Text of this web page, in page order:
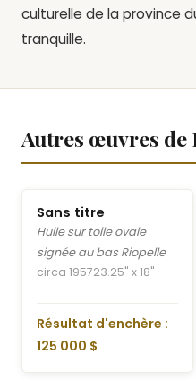
culturelle de la province
tranquille.
Autres œuvres de
Sans titre
Huile sur toile ovale
signée au bas Riopelle
circa 195723.25" x 18"
Résultat d'enchère :
125 000 $